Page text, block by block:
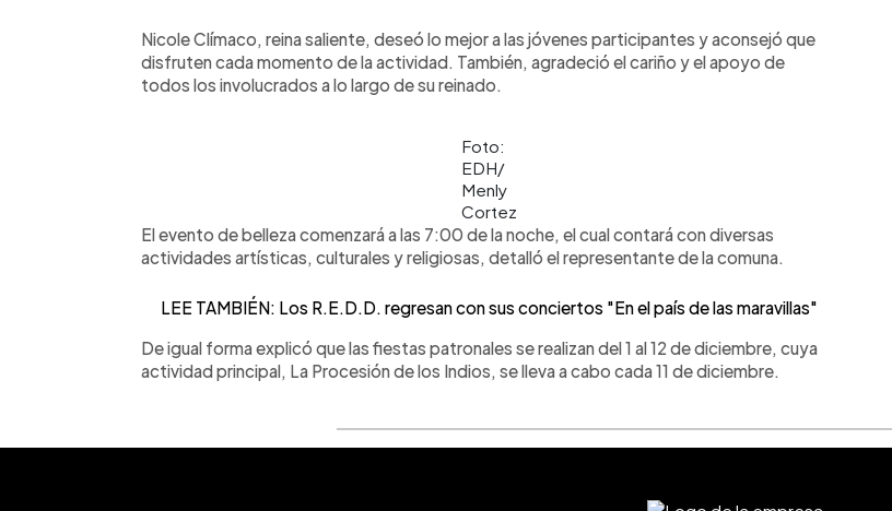
Nicole Clímaco, reina saliente, deseó lo mejor a las jóvenes participantes y aconsejó que
disfruten cada momento de la actividad. También, agradeció el cariño y el apoyo de
todos los involucrados a lo largo de su reinado.
Foto:
EDH/
Menly
Cortez
El evento de belleza comenzará a las 7:00 de la noche, el cual contará con diversas
actividades artísticas, culturales y religiosas, detalló el representante de la comuna.
LEE TAMBIÉN: Los R.E.D.D. regresan con sus conciertos "En el país de las maravillas"
De igual forma explicó que las fiestas patronales se realizan del 1 al 12 de diciembre, cuya
actividad principal, La Procesión de los Indios, se lleva a cabo cada 11 de diciembre.